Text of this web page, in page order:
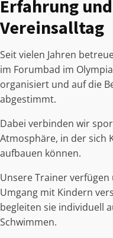
Erfahrung
Vereinsalltag
Seit vielen Jahren
im Forumbad im
organisiert und auf die
abgestimmt.
Dabei verbinden wir
Atmosphäre, in der sich
aufbauen können.
Unsere Trainer
Umgang mit Kindern
begleiten sie individuell
Schwimmen.